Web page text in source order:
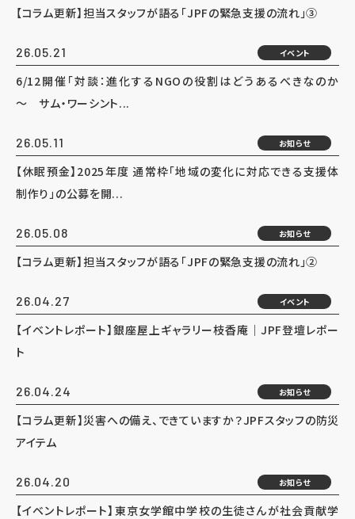
【コラム更新】担当スタッフが語る「JPFの緊急支援の流れ」③
26.05.21 イベント
6/12開催「対談：進化するNGOの役割はどうあるべきなのか
～ サム・ワーシント...
26.05.11 お知らせ
【休眠預金】2025年度 通常枠「地域の変化に対応できる支援体
制作り」の公募を開...
26.05.08 お知らせ
【コラム更新】担当スタッフが語る「JPFの緊急支援の流れ」②
26.04.27 イベント
【イベントレポート】銀座屋上ギャラリー枝香庵｜JPF登壇レポー
ト
26.04.24 お知らせ
【コラム更新】災害への備え、できていますか？JPFスタッフの防災
アイテム
26.04.20 お知らせ
【イベントレポート】東京女学館中学校の生徒さんが社会貢献学